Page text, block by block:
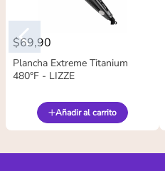
$69,90
Plancha Extreme Titanium
480°F - LIZZE
Añadir al carrito